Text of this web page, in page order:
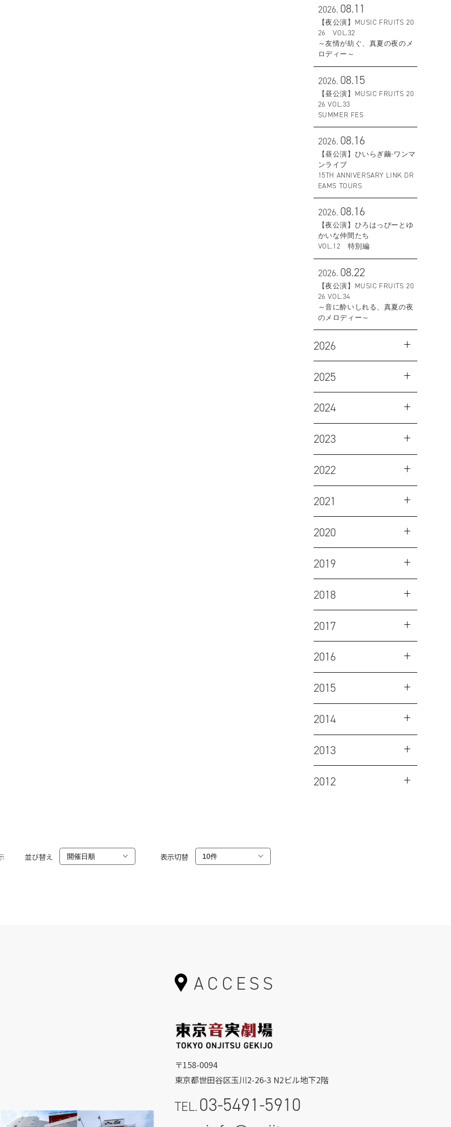
2026. 08.11
【夜公演】MUSIC FRUITS 20
26 VOL.32
～友情が紡ぐ、真夏の夜のメ
ロディー～
2026. 08.15
【昼公演】MUSIC FRUITS 20
26 VOL.33
SUMMER FES
2026. 08.16
【昼公演】ひいらぎ繭-ワンマ
ンライブ
15TH ANNIVERSARY LINK DR
EAMS TOURS
2026. 08.16
【夜公演】ひろはっぴーとゆ
かいな仲間たち
VOL.12 特別編
2026. 08.22
【夜公演】MUSIC FRUITS 20
26 VOL.34
～音に酔いしれる、真夏の夜
のメロディー～
2026
2025
2024
2023
2022
2021
2020
2019
2018
2017
2016
2015
2014
2013
2012
並び替え 表示切替
ACCESS
〒158-0094
東京都世田谷区玉川2-26-3 N2ビル地下2階
TEL.03-5491-5910